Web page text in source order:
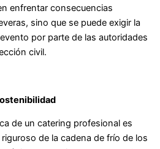
enfrentar consecuencias
sino que se puede exigir la
por parte de las autoridades
civil.
de un catering profesional es
de la cadena de frío de los